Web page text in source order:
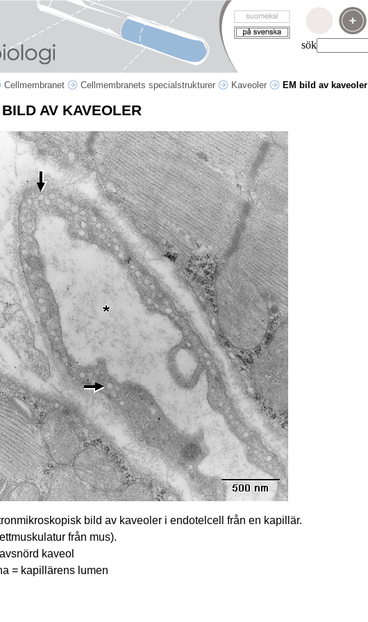
sök
Cellmembranet Cellmembranets specialstrukturer Kaveoler EM bild av kaveoler
AV KAVEOLER
bild av kaveoler i endotelcell från en kapillär.
från mus).
kaveol
= kapillärens lumen